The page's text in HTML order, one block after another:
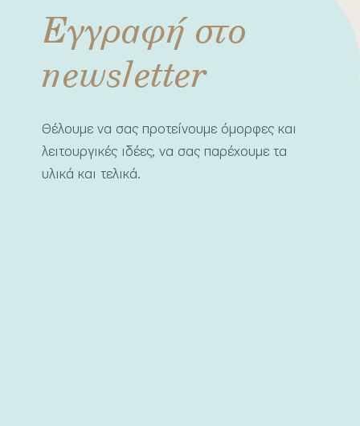
Εγγραφή στο
newsletter
Θέλουμε να σας προτείνουμε όμορφες και
λειτουργικές ιδέες, να σας παρέχουμε τα
υλικά και τελικά.